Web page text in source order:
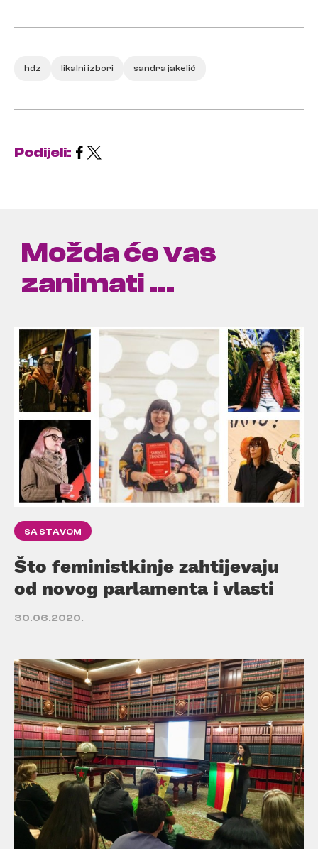
hdz likalni izbori sandra jakelić
Podijeli:
Možda će vas
zanimati ...
SA STAVOM
Što feministkinje zahtijevaju
od novog parlamenta i vlasti
30.06.2020.